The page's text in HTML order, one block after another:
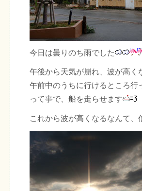
今日は曇りのち雨でした
午後から天気が崩れ、波が高く
午前中のうちに行けるところ行
って事で、船を走らせます
これから波が高くなるなんて、